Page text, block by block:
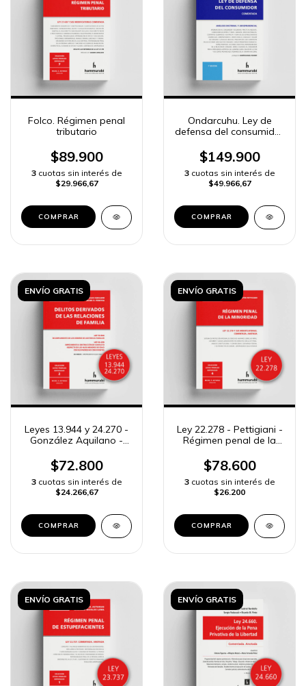
Folco. Régimen penal
tributario
$89.900
3 cuotas sin interés de
$29.966,67
COMPRAR
Ondarcuhu. Ley de
defensa del consumidor
$149.900
3 cuotas sin interés de
$49.966,67
COMPRAR
ENVÍO GRATIS
Leyes 13.944 y 24.270 -
González Aquilano -
familia
$72.800
3 cuotas sin interés de
$24.266,67
COMPRAR
ENVÍO GRATIS
Ley 22.278 - Pettigiani -
Régimen penal de la
$78.600
3 cuotas sin interés de
$26.200
COMPRAR
ENVÍO GRATIS ENVÍO GRATIS